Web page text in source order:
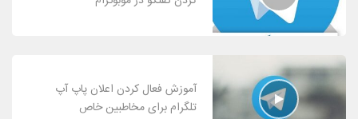
آموزش فعال کردن اعلان پاپ آپ
تلگرام برای مخاطبین خاص